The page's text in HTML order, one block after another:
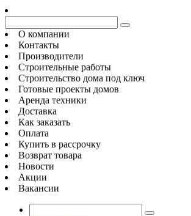
О компании
Контакты
Производители
Строительные работы
Строительство дома под ключ
Готовые проекты домов
Аренда техники
Доставка
Как заказать
Оплата
Купить в рассрочку
Возврат товара
Новости
Акции
Вакансии